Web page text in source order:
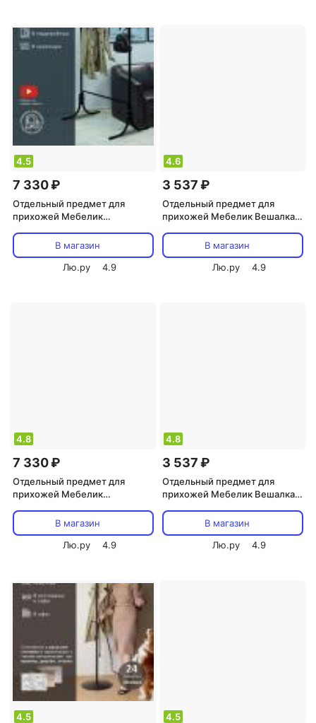
4.5
7 330 ₽
Отдельный предмет для
прихожей Мебелик
В магазин
Лю.ру
4.9
4.6
3 537 ₽
Отдельный предмет для
прихожей Мебелик Вешалка
В магазин
Лю.ру
4.9
4.8
7 330 ₽
Отдельный предмет для
прихожей Мебелик
4607130880272
В магазин
Лю.ру
4.9
4.8
3 537 ₽
Отдельный предмет для
прихожей Мебелик Вешалка
В магазин
Лю.ру
4.9
4.5 4.5